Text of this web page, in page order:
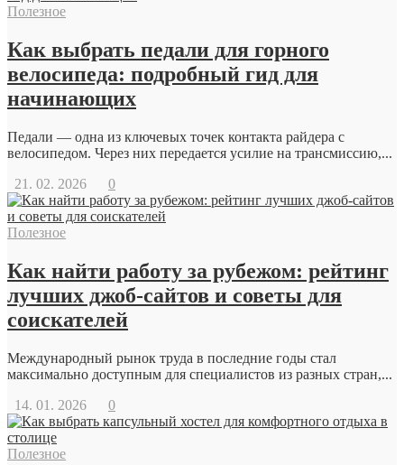
Полезное
Как выбрать педали для горного
велосипеда: подробный гид для
начинающих
Педали — одна из ключевых точек контакта райдера с
велосипедом. Через них передается усилие на трансмиссию,...
21. 02. 2026
0
Полезное
Как найти работу за рубежом: рейтинг
лучших джоб-сайтов и советы для
соискателей
Международный рынок труда в последние годы стал
максимально доступным для специалистов из разных стран,...
14. 01. 2026
0
Полезное